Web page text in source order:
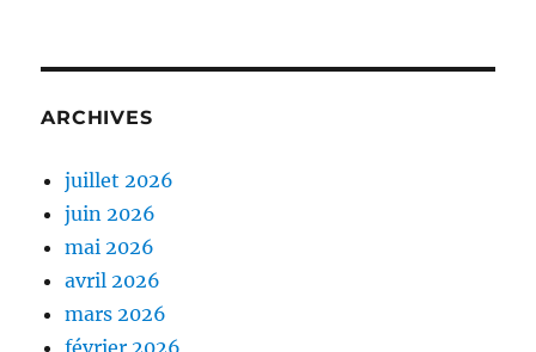
ARCHIVES
juillet 2026
juin 2026
mai 2026
avril 2026
mars 2026
février 2026